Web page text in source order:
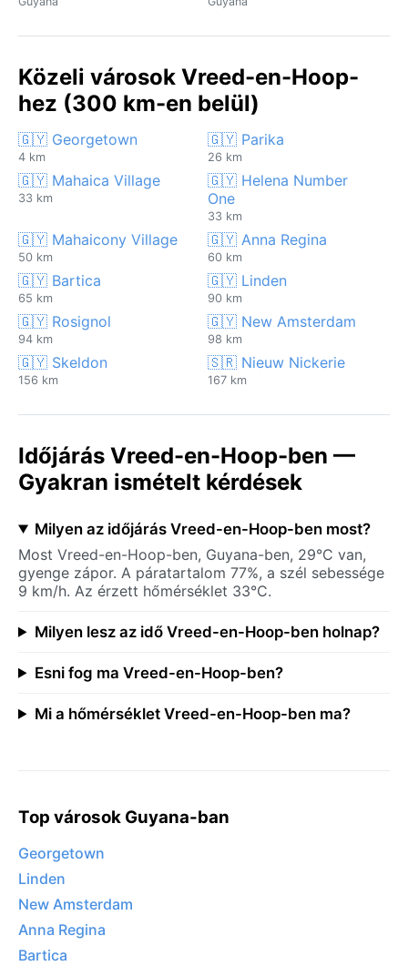
Közeli városok Vreed-en-Hoop-
hez (300 km-en belül)
🇬🇾 Georgetown
4 km
🇬🇾 Parika
26 km
🇬🇾 Mahaica Village
33 km
🇬🇾 Helena Number
One
33 km
🇬🇾 Mahaicony Village
50 km
🇬🇾 Anna Regina
60 km
🇬🇾 Bartica
65 km
🇬🇾 Linden
90 km
🇬🇾 Rosignol
94 km
🇬🇾 New Amsterdam
98 km
🇬🇾 Skeldon
156 km
🇸🇷 Nieuw Nickerie
167 km
Időjárás Vreed-en-Hoop-ben —
Gyakran ismételt kérdések
Milyen az időjárás Vreed-en-Hoop-ben most?
Most Vreed-en-Hoop-ben, Guyana-ben, 29°C van,
gyenge zápor. A páratartalom 77%, a szél sebessége
9 km/h. Az érzett hőmérséklet 33°C.
Milyen lesz az idő Vreed-en-Hoop-ben holnap?
Esni fog ma Vreed-en-Hoop-ben?
Mi a hőmérséklet Vreed-en-Hoop-ben ma?
Top városok Guyana-ban
Georgetown
Linden
New Amsterdam
Anna Regina
Bartica